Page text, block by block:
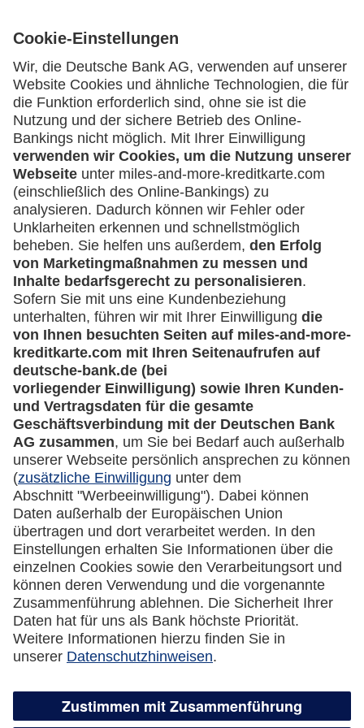
Service
Häufige Fragen
Downloadcenter
Kontakt
Mehr
Kreditkarten-Banking
miles-and-more.com
lufthansa.com
Rechtliches
Impressum
Datenschutz
Cookie Einstellungen
Vertrag widerrufen
Selbstständige
(z.B. Gewerbetreibender, Handwerker,
Freiberufler)
Unternehmen
(z.B. e.K., Personengesellschaft (inkl. GbR),
GmbH)